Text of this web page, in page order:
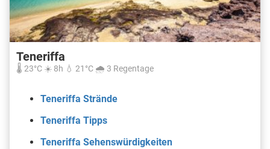
Teneriffa
🌡️ 23°C ☀️ 8h 💧 21°C 🌧️ 3 Regentage
Teneriffa Strände
Teneriffa Tipps
Teneriffa Sehenswürdigkeiten